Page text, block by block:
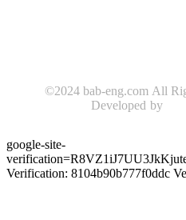
©2024 bab-eng.com All
Developed by
google-site-
Verification: 8104b90b777f0ddc